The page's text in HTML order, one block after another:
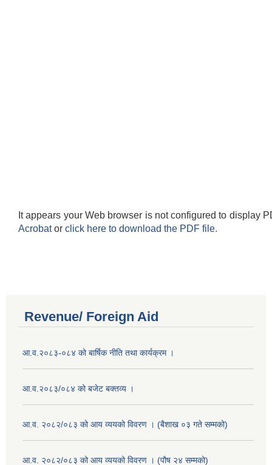
It appears your Web browser is not configured to display
Acrobator click here to download the PDF file.
Revenue/ Foreign Aid
आ.व.२०८३-०८४ को बार्षिक नीति तथा कार्यक्रम ।
आ.व.२०८३/०८४ को बजेट बक्तव्य ।
आ.व. २०८२/०८३ को आय व्ययको विवरण । (बैशाख ०३ गते सम्मको)
आ.व. २०८२/०८३ को आय व्ययको विवरण । (पौष २४ सम्मको)